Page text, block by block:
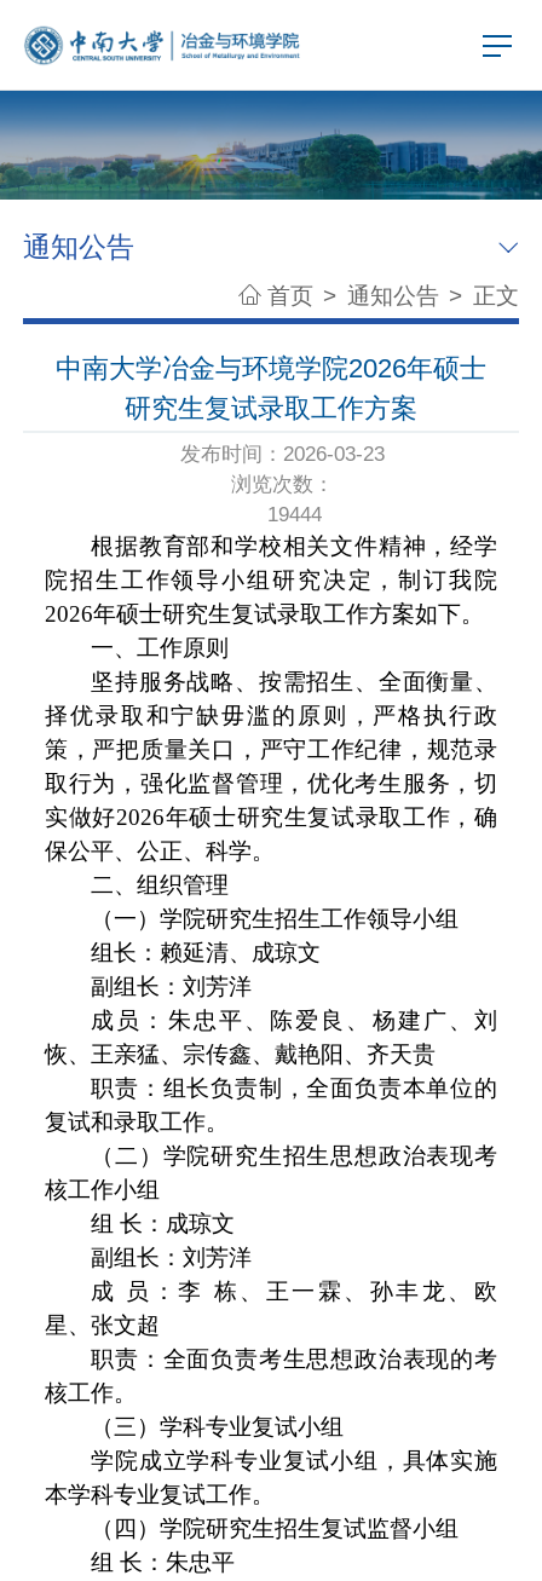
通知公告
首页 > 通知公告 > 正文
中南大学冶金与环境学院2026年硕士
研究生复试录取工作方案
发布时间：2026-03-23
浏览次数：
19444
根据教育部和学校相关文件精神，经学
院招生工作领导小组研究决定，制订我院
2026年硕士研究生复试录取工作方案如下。
一、工作原则
坚持服务战略、按需招生、全面衡量、
择优录取和宁缺毋滥的原则，严格执行政
策，严把质量关口，严守工作纪律，规范录
取行为，强化监督管理，优化考生服务，切
实做好2026年硕士研究生复试录取工作，确
保公平、公正、科学。
二、组织管理
（一）学院研究生招生工作领导小组
组长：赖延清、成琼文
副组长：刘芳洋
成员：朱忠平、陈爱良、杨建广、刘
恢、王亲猛、宗传鑫、戴艳阳、齐天贵
职责：组长负责制，全面负责本单位的
复试和录取工作。
（二）学院研究生招生思想政治表现考
核工作小组
组 长：成琼文
副组长：刘芳洋
成 员：李 栋、王一霖、孙丰龙、欧
星、张文超
职责：全面负责考生思想政治表现的考
核工作。
（三）学科专业复试小组
学院成立学科专业复试小组，具体实施
本学科专业复试工作。
（四）学院研究生招生复试监督小组
组 长：朱忠平